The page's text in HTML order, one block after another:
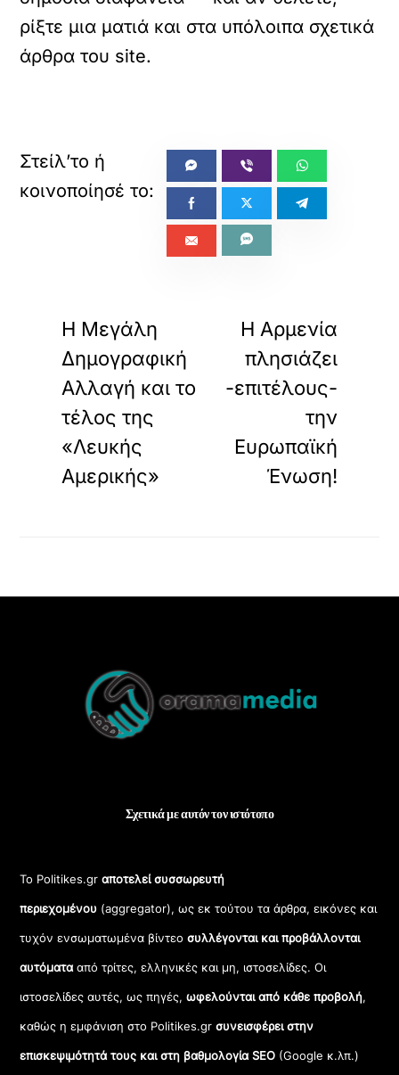
ρίξτε μια ματιά και στα υπόλοιπα σχετικά
άρθρα του site.
H Μεγάλη
Δημογραφική
Αλλαγή και το
τέλος της
«Λευκής
Αμερικής»
Η Αρμενία
πλησιάζει
-επιτέλους-
την
Ευρωπαϊκή
Ένωση!
Top
Σχετικά με αυτόν τον ιστότοπο
Το Politikes.grαποτελεί συσσωρευτή
περιεχομένου (aggregator), ως εκ τούτου τα άρθρα, εικόνες και
τυχόν ενσωματωμένα βίντεοσυλλέγονται και προβάλλονται
αυτόματααπό τρίτες, ελληνικές και μη, ιστοσελίδες. Οι
ιστοσελίδες αυτές, ως πηγές,ωφελούνται από κάθε προβολή,
καθώς η εμφάνιση στο Politikes.gr συνεισφέρει στην
επισκεψιμότητά τους και στη βαθμολογία SEO (Google κ.λπ.)